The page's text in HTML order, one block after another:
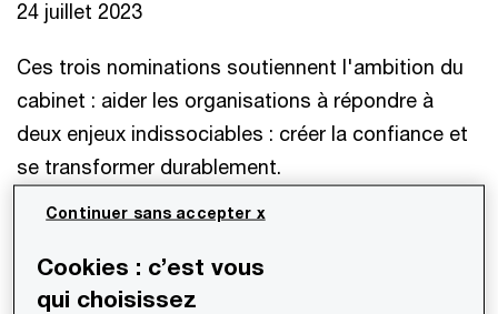
24 juillet 2023
Ces trois nominations soutiennent l'ambition du
cabinet : aider les organisations à répondre à
deux enjeux indissociables : créer la confiance et
se transformer durablement.
Elles illustrent le dynamisme du cabinet qui
conforte ses expertises pluridisciplinaires au
service des deux piliers de sa stratégie The New
Cookies : c’est vous
qui choisissez
Continuer sans accepter x